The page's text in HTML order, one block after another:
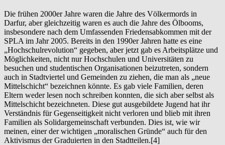
Die frühen 2000er Jahre waren die Jahre des Völkermords in
Darfur, aber gleichzeitig waren es auch die Jahre des Ölbooms,
insbesondere nach dem Umfassenden Friedensabkommen mit der
SPLA im Jahr 2005. Bereits in den 1990er Jahren hatte es eine
„Hochschulrevolution“ gegeben, aber jetzt gab es Arbeitsplätze und
Möglichkeiten, nicht nur Hochschulen und Universitäten zu
besuchen und studentischen Organisationen beizutreten, sondern
auch in Stadtviertel und Gemeinden zu ziehen, die man als „neue
Mittelschicht“ bezeichnen könnte. Es gab viele Familien, deren
Eltern weder lesen noch schreiben konnten, die sich aber selbst als
Mittelschicht bezeichneten. Diese gut ausgebildete Jugend hat ihr
Verständnis für Gegenseitigkeit nicht verloren und blieb mit ihren
Familien als Solidargemeinschaft verbunden. Dies ist, wie wir
meinen, einer der wichtigen „moralischen Gründe“ auch für den
Aktivismus der Graduierten in den Stadtteilen.[4]